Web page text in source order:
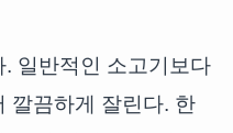
일반적인 소고기보다
깔끔하게 잘린다. 한